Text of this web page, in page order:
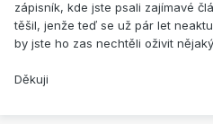
zápisník, kde jste psali zajímavé
těšil, jenže teď se už pár let
by jste ho zas nechtěli oživit
Děkuji